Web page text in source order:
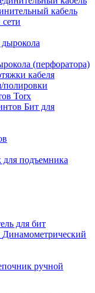
кабель
(перфоратора)
кабеля
полировки
Torx
Бит для
для подъемника
для бит
Динамометрический
ручной